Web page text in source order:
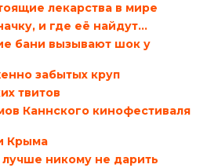
лекарства в мире
и где её найдут…
бани вызывают шок у
забытых круп
твитов
Каннского кинофестиваля
Крыма
никому не дарить